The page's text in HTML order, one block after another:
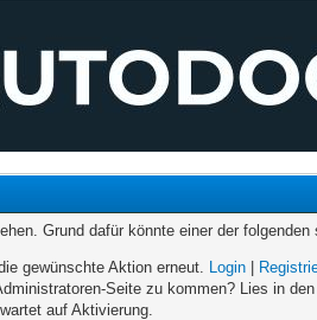
Grund dafür könnte einer der folgenden
gewünschte Aktion erneut. Login
Seite zu kommen? Lies in
auf Aktivierung.